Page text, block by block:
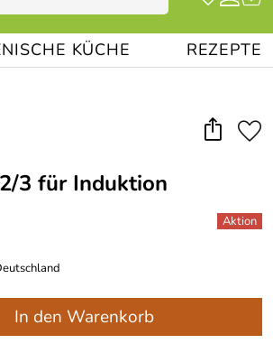
KÜCHE REZEPTE
3 für Induktion
In den Warenkorb